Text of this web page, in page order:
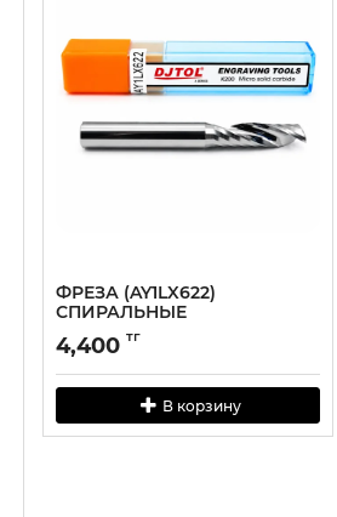
ФРЕЗА (AY1LX622)
СПИРАЛЬНЫЕ
ОДНОЗАХОДНЫЕ
4,400 тг
В корзину